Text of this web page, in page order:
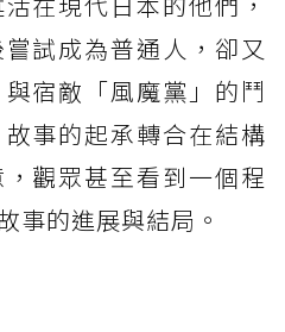
試成為普通人，卻又
宿敵「風魔黨」的鬥
事的起承轉合在結構
觀眾甚至看到一個程
事的進展與結局。